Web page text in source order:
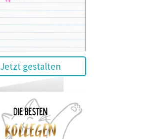
Jetzt gestalten